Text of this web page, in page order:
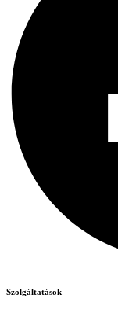
Szolgáltatások